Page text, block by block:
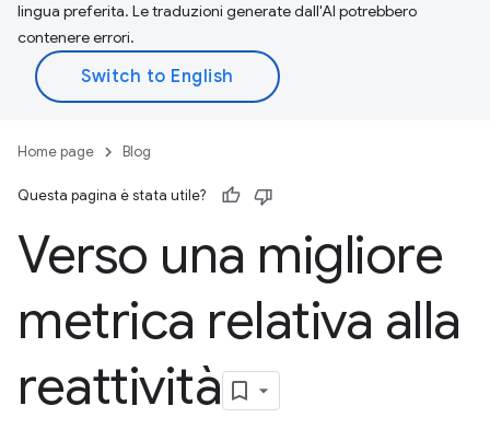
lingua preferita. Le traduzioni generate dall'AI potrebbero
contenere errori.
Home page Blog
Questa pagina è stata utile?
Verso una migliore
metrica relativa alla
reattività